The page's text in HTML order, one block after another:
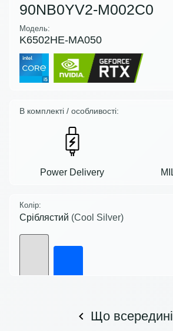
90NB0YV2-M002C0
Модель:
K6502HE-MA050
В комплекті / особливості:
Power Delivery
Колір:
Сріблястий (Cool Silver)
Що всередині